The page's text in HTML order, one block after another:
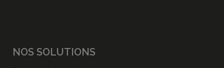
NOS SOLUTIONS